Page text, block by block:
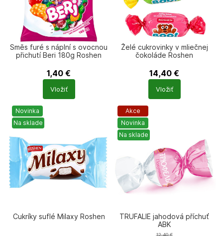
Směs furé s náplní s ovocnou
přichutí Beri 180g Roshen
1,40 €
Počet
produktů
Vložiť
Želé cukrovinky v mliečnej
čokoláde Roshen
14,40 €
Počet
produktů
Vložiť
Novinka
Na sklade
Cukríky suflé Milaxy Roshen
Akce
Novinka
Na sklade
TRUFALIE jahodová příchuť
ABK
12,40€